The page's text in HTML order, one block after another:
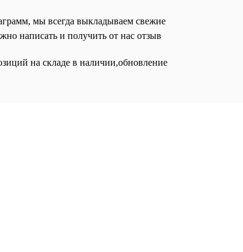
мы всегда выкладываем свежие
написать и получить от нас отзыв
на складе в наличии,обновление